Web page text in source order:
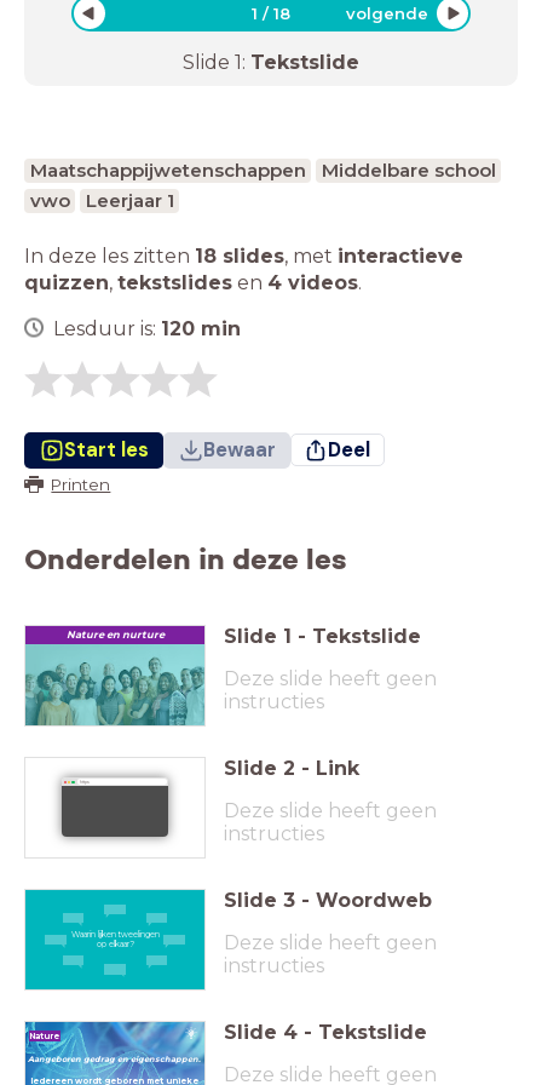
1 /18 volgende
Slide 1: Tekstslide
Maatschappijwetenschappen
Middelbare school
vwo
Leerjaar 1
In deze les zitten 18 slides, met interactieve
quizzen, tekstslides en 4 videos.
Lesduur is: 120 min
Start les Bewaar Deel
Printen
Onderdelen in deze les
Nature en nurture Slide 1 - Tekstslide
Deze slide heeft geen
instructies
https:
Slide 2 - Link
Deze slide heeft geen
instructies
Waarin lijken tweelingen
op elkaar?
Slide 3 - Woordweb
Deze slide heeft geen
instructies
Nature
Aangeboren gedrag en eigenschappen.
Iedereen wordt geboren met unieke
Slide 4 - Tekstslide
Deze slide heeft geen